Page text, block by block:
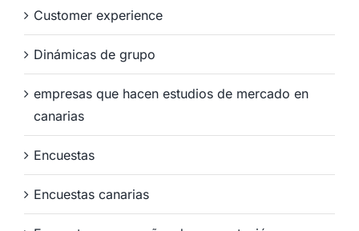
Customer experience
Dinámicas de grupo
empresas que hacen estudios de mercado en
canarias
Encuestas
Encuestas canarias